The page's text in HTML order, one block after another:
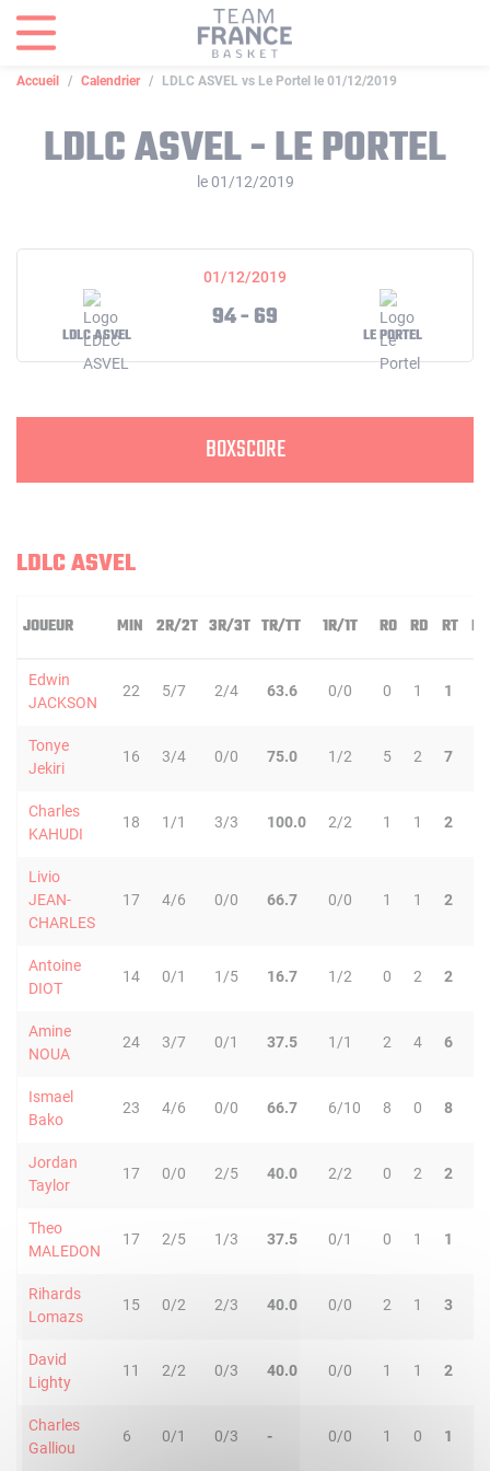
Accueil Calendrier LDLC ASVEL vs Le Portel le 01/12/2019
LDLC ASVEL - LE PORTEL
le 01/12/2019
01/12/2019
LDLC ASVEL
94 - 69
LE PORTEL
BOXSCORE
LDLC ASVEL
JOUEUR MIN 2R/2T 3R/3T TR/TT 1R/1T RO RD RT PD
Edwin
JACKSON
22 5/7 2/4 63.6 0/0 0 1 1
Tonye
Jekiri
16 3/4 0/0 75.0 1/2 5 2 7
Charles
KAHUDI
18 1/1 3/3 100.0 2/2 1 1 2
Livio
JEAN-
CHARLES
17 4/6 0/0 66.7 0/0 1 1 2
Antoine
DIOT
14 0/1 1/5 16.7 1/2 0 2 2
Amine
NOUA
24 3/7 0/1 37.5 1/1 2 4 6
Ismael
Bako
23 4/6 0/0 66.7 6/10 8 0 8
Jordan
Taylor
17 0/0 2/5 40.0 2/2 0 2 2
Theo
MALEDON
17 2/5 1/3 37.5 0/1 0 1 1
Rihards
Lomazs
15 0/2 2/3 40.0 0/0 2 1 3
David
Lighty
11 2/2 0/3 40.0 0/0 1 1 2
Charles
Galliou
6 0/1 0/3 - 0/0 1 0 1
Panneau de gestion des cookies